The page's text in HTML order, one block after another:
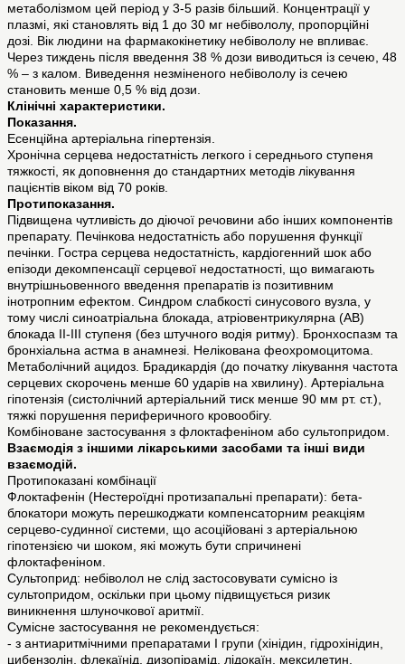
метаболізмом цей період у 3-5 разів більший. Концентрації у
плазмі, які становлять від 1 до 30 мг небівололу, пропорційні
дозі. Вік людини на фармакокінетику небівололу не впливає.
Через тиждень після введення 38 % дози виводиться із сечею, 48
% – з калом. Виведення незміненого небівололу із сечею
становить менше 0,5 % від дози.
Клінічні характеристики.
Показання.
Есенційна артеріальна гіпертензія.
Хронічна серцева недостатність легкого і середнього ступеня
тяжкості, як доповнення до стандартних методів лікування
пацієнтів віком від 70 років.
Протипоказання.
Підвищена чутливість до діючої речовини або інших компонентів
препарату. Печінкова недостатність або порушення функції
печінки. Гостра серцева недостатність, кардіогенний шок або
епізоди декомпенсації серцевої недостатності, що вимагають
внутрішньовенного введення препаратів із позитивним
інотропним ефектом. Синдром слабкості синусового вузла, у
тому числі синоатріальна блокада, атріовентрикулярна (АВ)
блокада ІІ-ІІІ ступеня (без штучного водія ритму). Бронхоспазм та
бронхіальна астма в анамнезі. Нелікована феохромоцитома.
Метаболічний ацидоз. Брадикардія (до початку лікування частота
серцевих скорочень менше 60 ударів на хвилину). Артеріальна
гіпотензія (систолічний артеріальний тиск менше 90 мм рт. ст.),
тяжкі порушення периферичного кровообігу.
Комбіноване застосування з флоктафеніном або сультопридом.
Взаємодія з іншими лікарськими засобами та інші види
взаємодій.
Протипоказані комбінації
Флоктафенін (Нестероїдні протизапальні препарати): бета-
блокатори можуть перешкоджати компенсаторним реакціям
серцево-судинної системи, що асоційовані з артеріальною
гіпотензією чи шоком, які можуть бути спричинені
флоктафеніном.
Сультоприд: небіволол не слід застосовувати сумісно із
сультопридом, оскільки при цьому підвищується ризик
виникнення шлуночкової аритмії.
Сумісне застосування не рекомендується:
- з антиаритмічними препаратами І групи (хінідин, гідрохінідин,
цибензолін, флекаїнід, дизопірамід, лідокаїн, мексилетин,